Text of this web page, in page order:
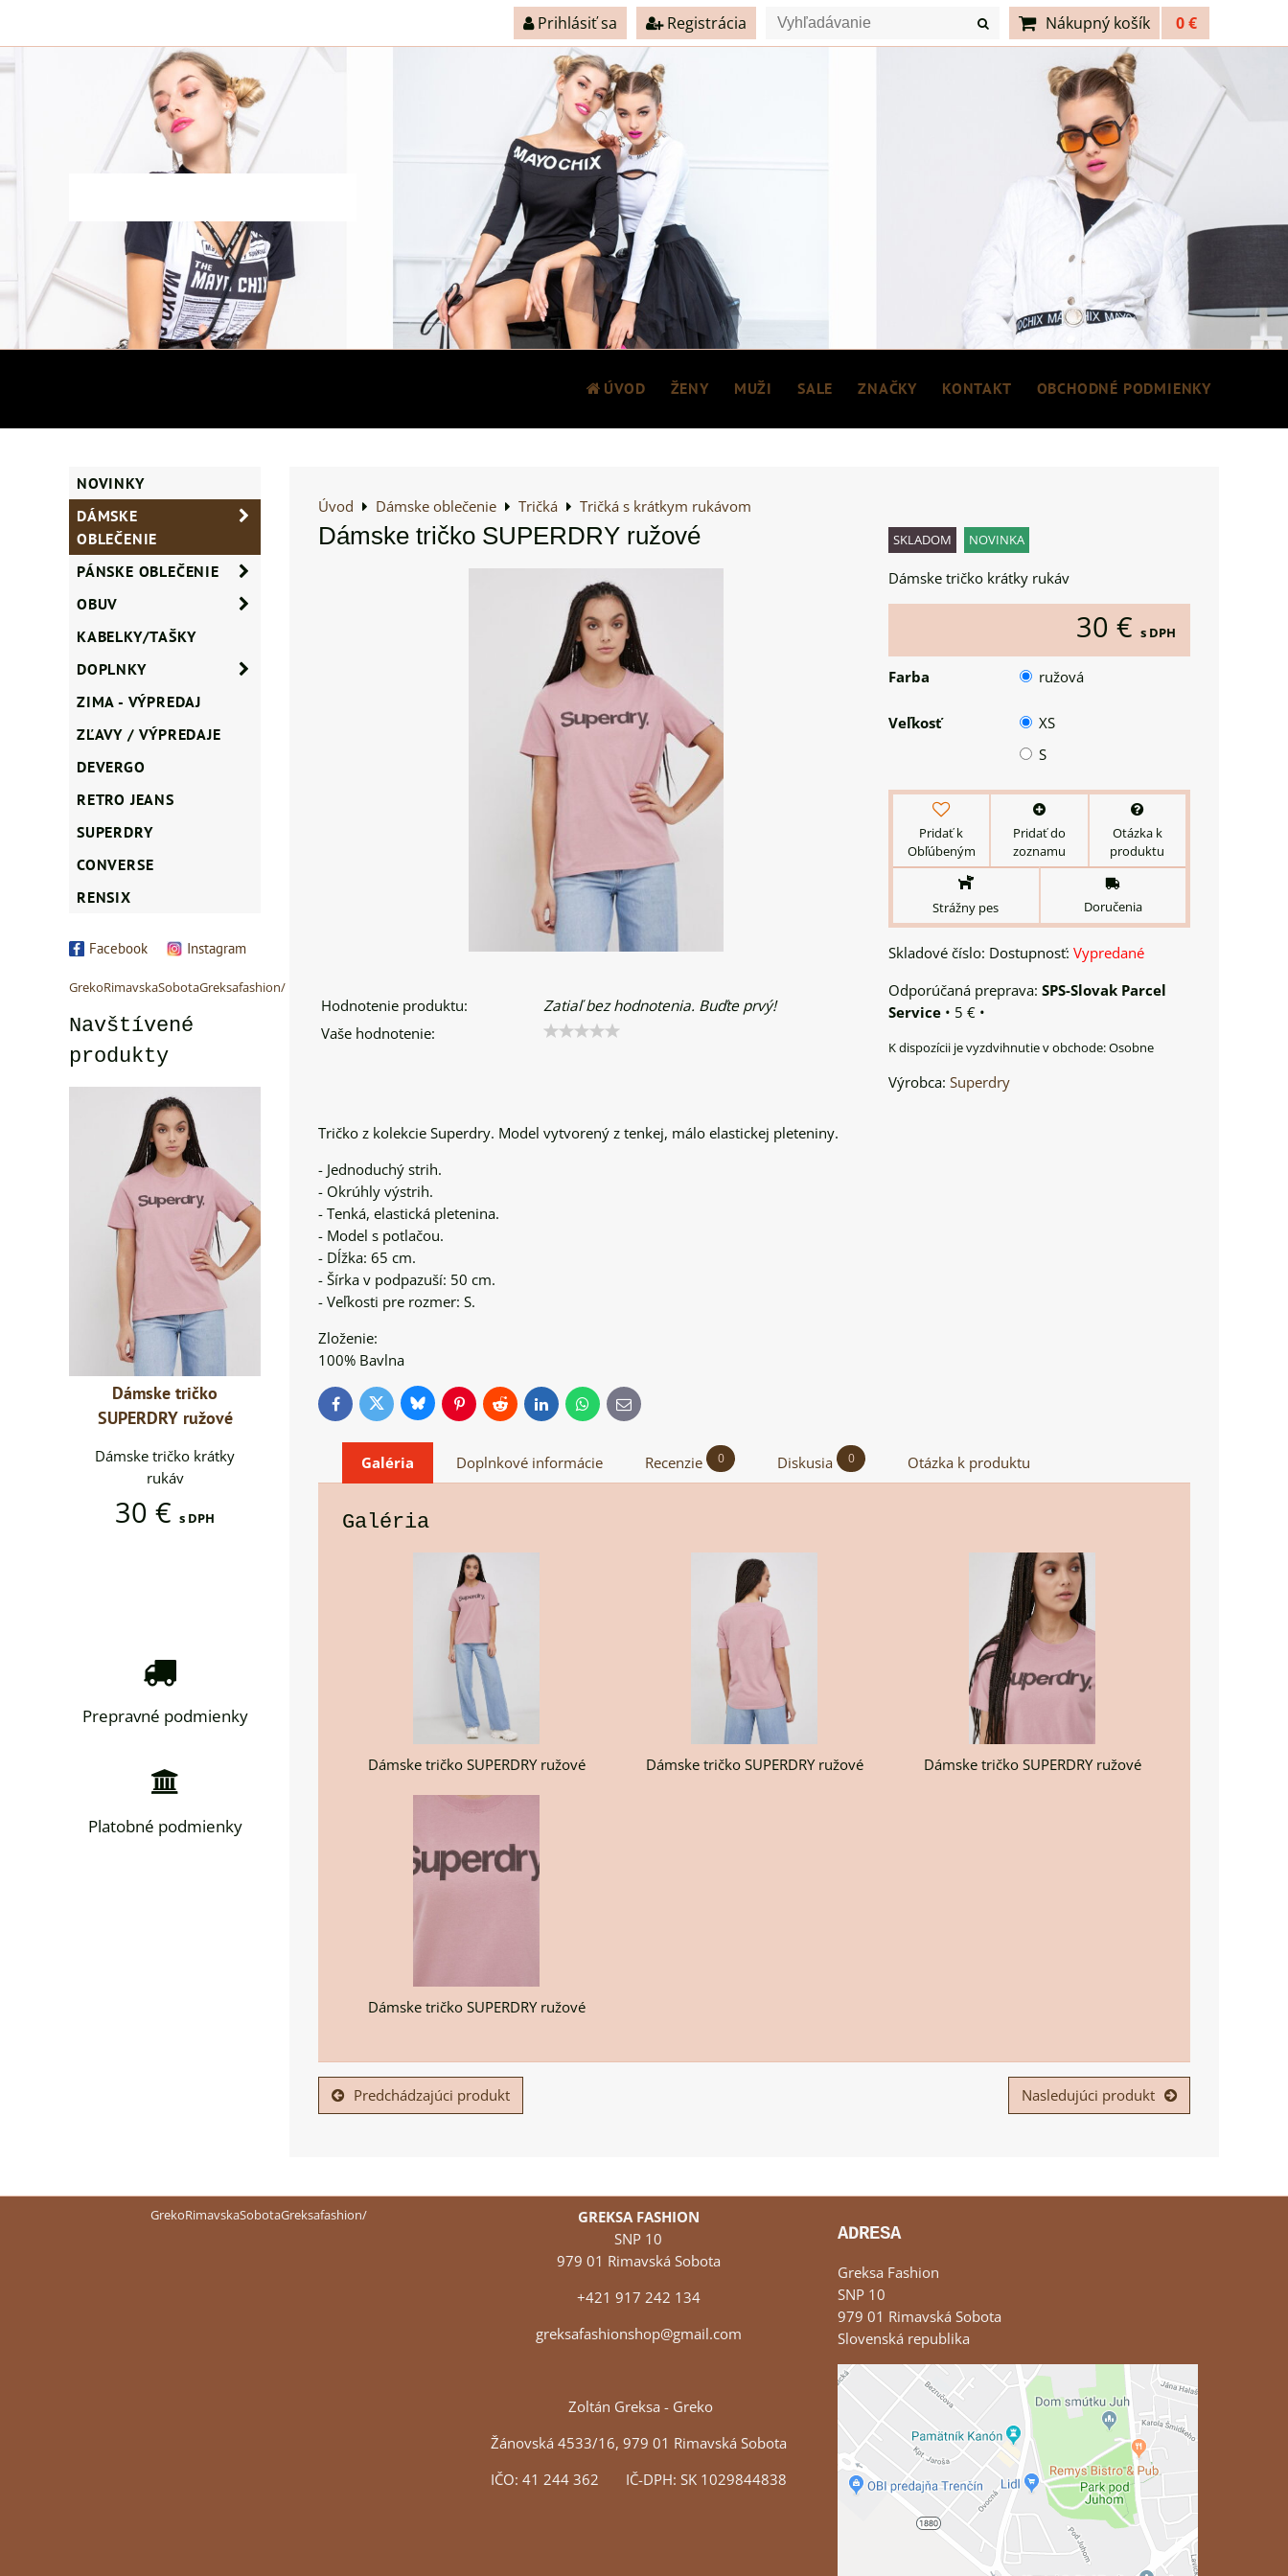
Prihlásiť sa Registrácia Nákupný košík 0 €
ÚVOD ŽENY MUŽI SALE ZNAČKY KONTAKT OBCHODNÉ PODMIENKY
Úvod Dámske oblečenie Tričká Tričká s krátkym rukávom
Dámske tričko SUPERDRY ružové
Hodnotenie produktu:
Zatiaľ bez hodnotenia. Buďte prvý!
Vaše hodnotenie:
SKLADOM NOVINKA
Dámske tričko krátky rukáv
30 € s DPH
Farba ružová
Veľkosť
XS
S
Pridať k
Obľúbeným
Pridať do
zoznamu
Otázka k
produktu
Strážny pes Doručenia
Skladové číslo: Dostupnosť: Vypredané
SPS-Slovak Parcel
Service • 5 € •
Osobne
Výrobca: Superdry
Tričko z kolekcie Superdry. Model vytvorený z tenkej, málo elastickej pleteniny.
- Jednoduchý strih.
- Okrúhly výstrih.
- Tenká, elastická pletenina.
- Model s potlačou.
- Dĺžka: 65 cm.
- Šírka v podpazuší: 50 cm.
- Veľkosti pre rozmer: S.
Zloženie:
100% Bavlna
FacebookTwitterBlueskyPinterestReddit LinkedInWhatsApp
E-
mail
Galéria Doplnkové informácie Recenzie 0 Diskusia 0 Otázka k produktu
Galéria
Dámske tričko SUPERDRY ružové Dámske tričko SUPERDRY ružové Dámske tričko SUPERDRY ružové
Dámske tričko SUPERDRY ružové
Predchádzajúci produkt Nasledujúci produkt
NOVINKY
DÁMSKE
OBLEČENIE
PÁNSKE OBLEČENIE
OBUV
KABELKY/TAŠKY
DOPLNKY
ZIMA - VÝPREDAJ
ZĽAVY / VÝPREDAJE
DEVERGO
RETRO JEANS
SUPERDRY
CONVERSE
RENSIX
Facebook Instagram
GrekoRimavskaSobotaGreksafashion/
Navštívené
produkty
Dámske tričko
SUPERDRY ružové
Dámske tričko krátky
rukáv
30 € s DPH
Dámske tričko
SUPERDRY ružové
Dámske tričko krátky
30 € s DPH
Prepravné podmienky
Platobné podmienky
GrekoRimavskaSobotaGreksafashion/
GREKSA FASHION
SNP 10
979 01 Rimavská Sobota
+421 917 242 134
greksafashionshop@gmail.com
Zoltán Greksa - Greko
Žánovská 4533/16, 979 01 Rimavská Sobota
IČO: 41 244 362 IČ-DPH: SK 1029844838
ADRESA
Greksa Fashion
SNP 10
979 01 Rimavská Sobota
Slovenská republika
Externý obsah je blokovaný Voľbami
súkromia
Prajete si načítať externý obsah?
Povoliť tentokrát
Povoliť a zapamätať - súhlas s druhom